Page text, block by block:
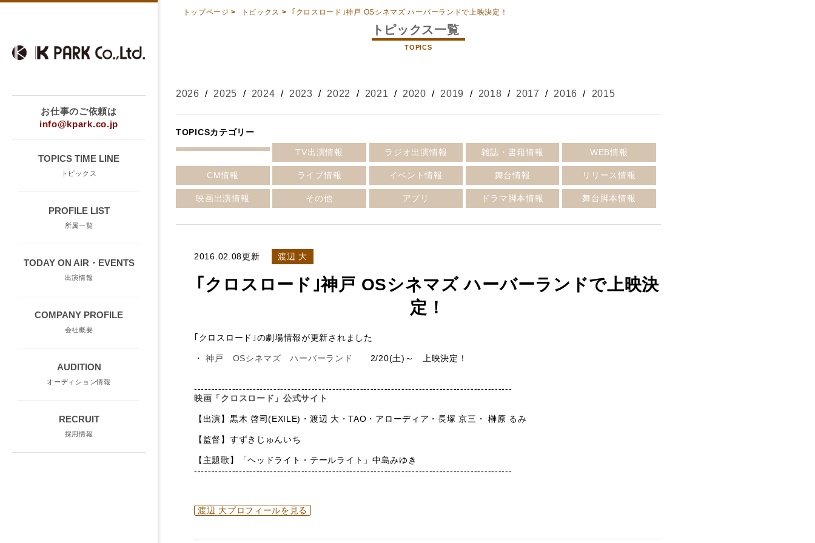
お仕事のご依頼は
info@kpark.co.jp
TOPICS TIME LINE
トピックス
PROFILE LIST
所属一覧
TODAY ON AIR・EVENTS
出演情報
COMPANY PROFILE
会社概要
AUDITION
オーディション情報
RECRUIT
採用情報
トップページ > トピックス > ｢クロスロード｣神戸 OSシネマズ ハーバーランドで上映決定！
トピックス一覧
TOPICS
2026 / 2025 / 2024 / 2023 / 2022 / 2021 / 2020 / 2019 / 2018 / 2017 / 2016 / 2015
TOPICSカテゴリー
TV出演情報 ラジオ出演情報 雑誌・書籍情報 WEB情報
CM情報 ライブ情報 イベント情報 舞台情報 リリース情報
映画出演情報 その他 アプリ ドラマ脚本情報 舞台脚本情報
2016.02.08更新 渡辺 大
｢クロスロード｣神戸 OSシネマズ ハーバーランドで上映決
定！
｢クロスロード｣の劇場情報が更新されました
・神戸 OSシネマズ ハーバーランド 2/20(土)～ 上映決定！
--------------------------------------------------------------------------------------------
映画「クロスロード」 公式サイト
【出演】黒木 啓司(EXILE)・渡辺 大・TAO・アローディア・長塚 京三・ 榊原 るみ
【監督】すずきじゅんいち
【主題歌】「ヘッドライト・テールライト」中島みゆき
--------------------------------------------------------------------------------------------
渡辺 大プロフィールを見る